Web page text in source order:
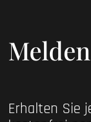
Erhalten Sie